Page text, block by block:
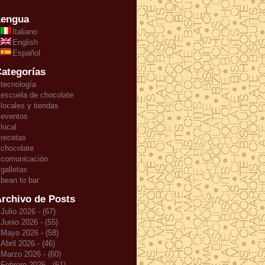
Italiano
English
Español
tecnología
escuela de chocolate
locales y tiendas
eventos
local
recetas
chocolate
comunicación
galletas
bean to bar
de Posts
Julio 2026 - (67)
Junio 2026 - (55)
Mayo 2026 - (58)
Abril 2026 - (46)
Marzo 2026 - (60)